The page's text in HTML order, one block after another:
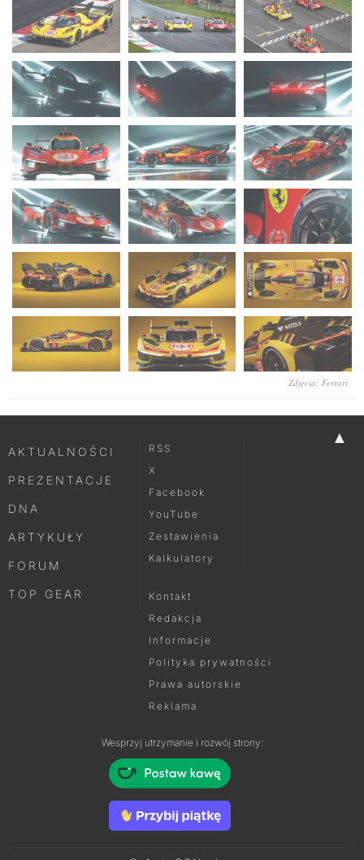
Zdjęcia: Ferrari
▲
AKTUALNOŚCI
PREZENTACJE
DNA
ARTYKUŁY
FORUM
TOP GEAR
RSS
X
Facebook
YouTube
Zestawienia
Kalkulatory
Kontakt
Redakcja
Informacje
Polityka prywatności
Prawa autorskie
Reklama
Wesprzyj utrzymanie i rozwój strony: